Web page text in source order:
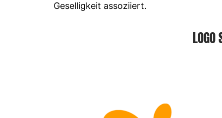
Geselligkeit assoziiert.
LOGO